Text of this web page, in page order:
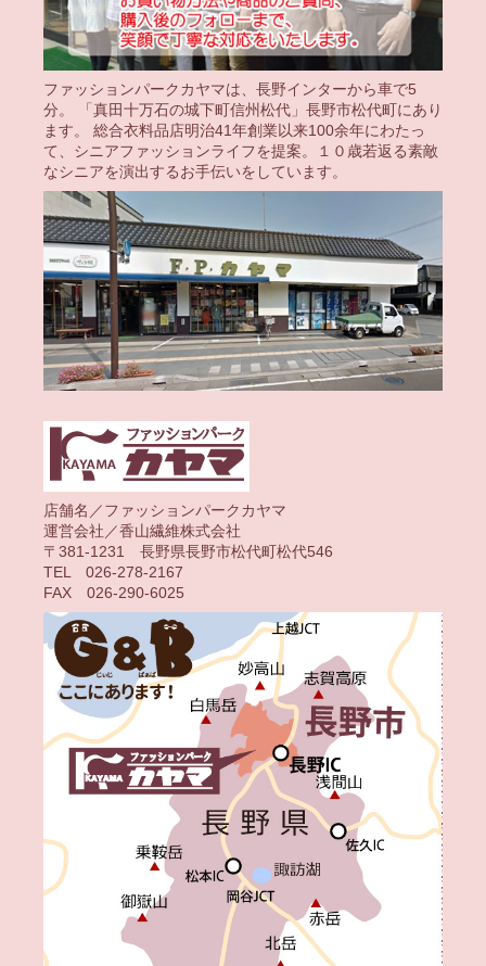
ファッションパークカヤマは、長野インターから車で5
分。 「真田十万石の城下町信州松代」長野市松代町にあり
ます。 総合衣料品店明治41年創業以来100余年にわたっ
て、シニアファッションライフを提案。１０歳若返る素敵
なシニアを演出するお手伝いをしています。
店舗名／ファッションパークカヤマ
運営会社／香山繊維株式会社
〒381-1231 長野県長野市松代町松代546
TEL 026-278-2167
FAX 026-290-6025